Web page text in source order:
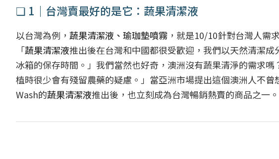
❏ 1｜台灣賣最好的是它：蔬果清潔液
以台灣為例， 蔬果清潔液、瑜珈墊噴霧 ，就是10/10針對台灣人需
「蔬果清潔液推出後在台灣和中國都很受歡迎，我們以天然清潔
冰箱的保存時間。」我們當然也好奇，澳洲沒有蔬果清淨的需求
植時很少會有殘留農藥的疑慮。」當亞洲市場提出這個澳洲人不
Wash的蔬果清潔液推出後，也立刻成為台灣暢銷熱賣的商品之一。